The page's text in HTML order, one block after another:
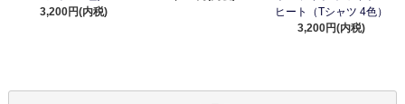
3,200円(内税)
ヒート（Tシャツ 4色）
3,200円(内税)